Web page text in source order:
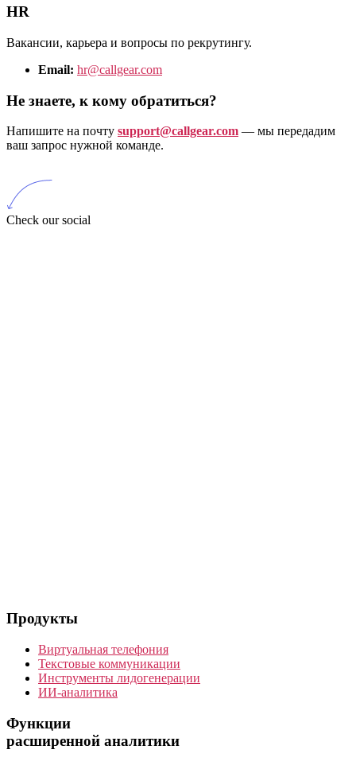
HR
Вакансии, карьера и вопросы по рекрутингу.
Email: hr@callgear.com
Не знаете, к кому обратиться?
Напишите на почту support@callgear.com — мы передадим
ваш запрос нужной команде.
Check our social
Продукты
Виртуальная телефония
Текстовые коммуникации
Инструменты лидогенерации
ИИ-аналитика
Функции
расширенной аналитики